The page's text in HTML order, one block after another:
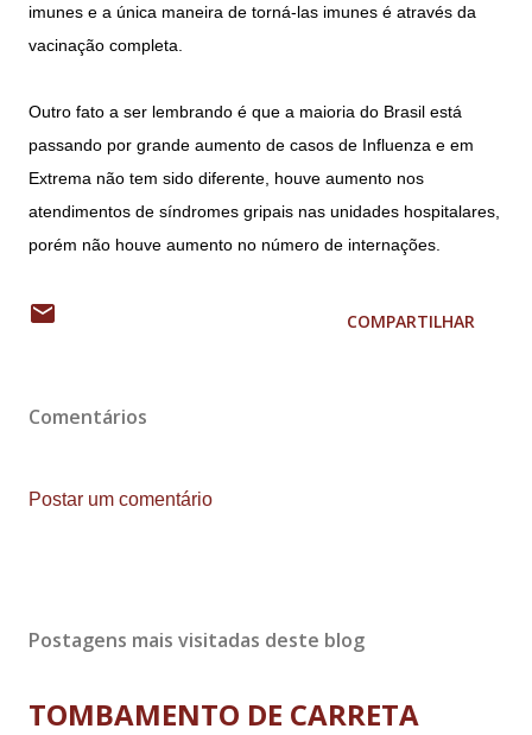
imunes e a única maneira de torná-las imunes é através da
vacinação completa.
Outro fato a ser lembrando é que a maioria do Brasil está
passando por grande aumento de casos de Influenza e em
Extrema não tem sido diferente, houve aumento nos
atendimentos de síndromes gripais nas unidades hospitalares,
porém não houve aumento no número de internações.
COMPARTILHAR
Comentários
Postar um comentário
Postagens mais visitadas deste blog
TOMBAMENTO DE CARRETA